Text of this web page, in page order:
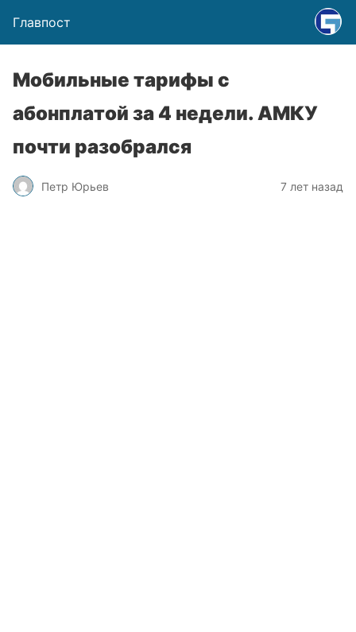
Главпост
Мобильные тарифы с
абонплатой за 4 недели. АМКУ
почти разобрался
Петр Юрьев 7 лет назад